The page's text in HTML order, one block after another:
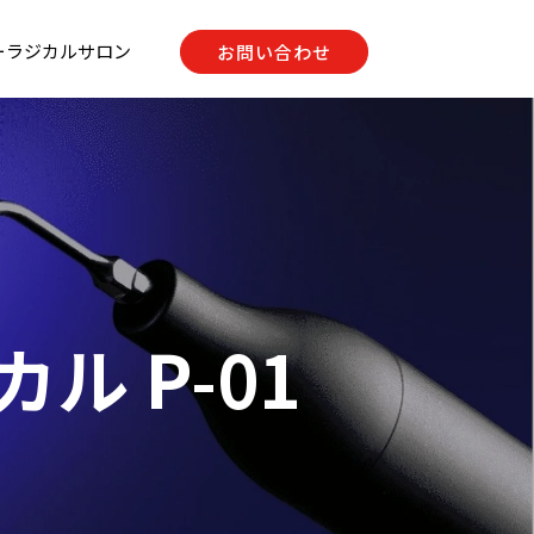
ラジカルサロン お問い合わせ
ル P-01